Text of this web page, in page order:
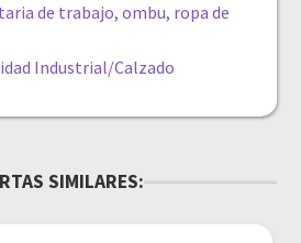
de trabajo,ombu, ropa de
Industrial/Calzado
SIMILARES: